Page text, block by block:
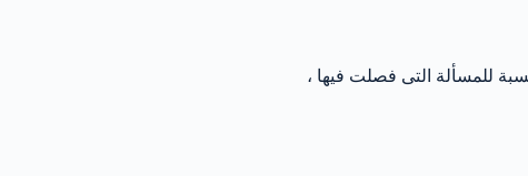
للمسألة التى فصلت فيها ،